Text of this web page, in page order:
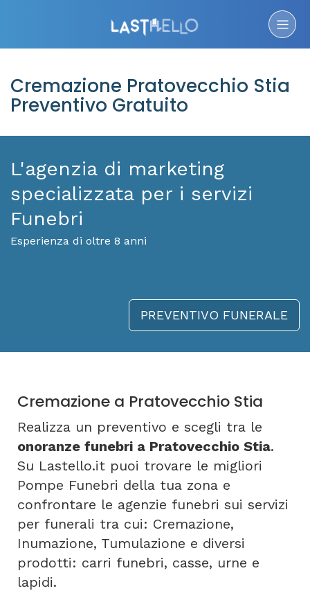
Cremazione Pratovecchio Stia
Preventivo Gratuito
L'agenzia di marketing
specializzata per i servizi
Funebri
Esperienza di oltre 8 anni
PREVENTIVO FUNERALE
Cremazione a Pratovecchio Stia
Realizza un preventivo e scegli tra le
onoranze funebri a Pratovecchio Stia.
Su Lastello.it puoi trovare le migliori
Pompe Funebri della tua zona e
confrontare le agenzie funebri sui servizi
per funerali tra cui: Cremazione,
Inumazione, Tumulazione e diversi
prodotti: carri funebri, casse, urne e
lapidi.